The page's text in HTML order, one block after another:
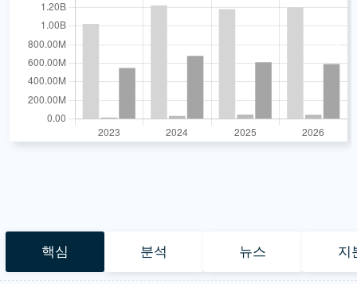
핵심 분석 뉴스 지